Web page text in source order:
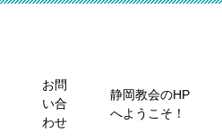
お問
い合
わせ
静岡教会のHP
へようこそ！